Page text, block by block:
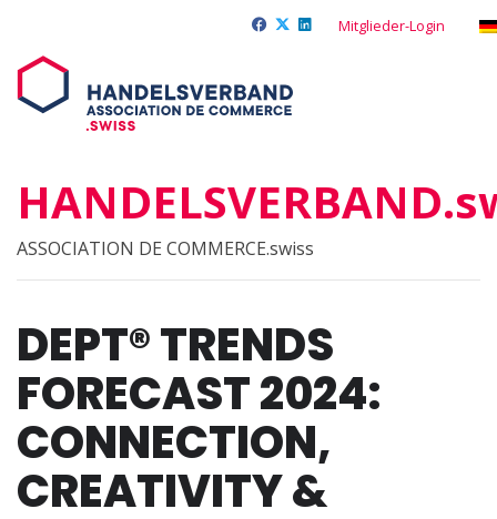
Mitglieder-Login
ASSOCIATION DE COMMERCE.swiss
DEPT® TRENDS
FORECAST 2024:
CONNECTION,
CREATIVITY &